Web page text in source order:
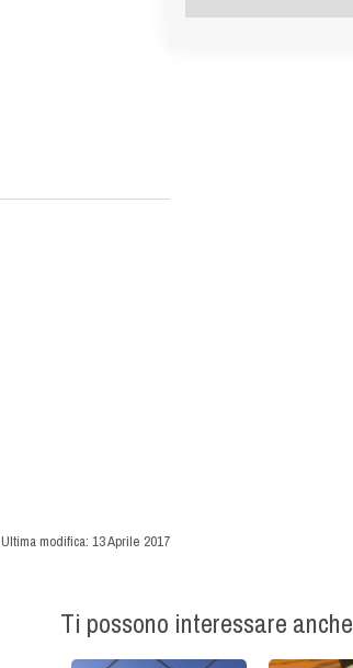
Ultima modifica: 13 Aprile 2017
Ti possono interessare anche